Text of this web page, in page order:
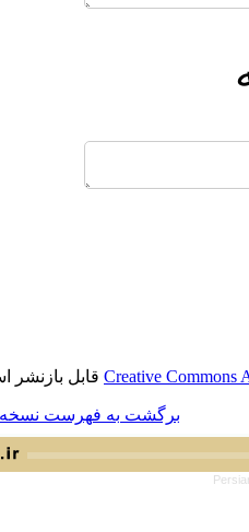
قابل بازنشر است.
فهرست نسخه ها